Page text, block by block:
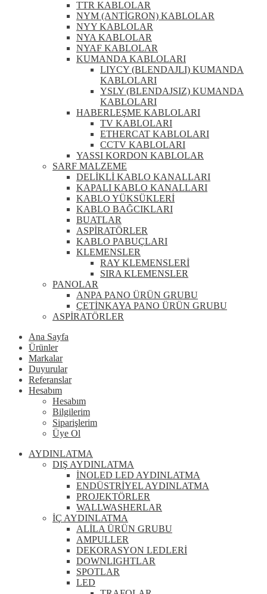
TTR KABLOLAR
NYM (ANTİGRON) KABLOLAR
NYY KABLOLAR
NYA KABLOLAR
NYAF KABLOLAR
KUMANDA KABLOLARI
LIYCY (BLENDAJLI) KUMANDA
KABLOLARI
YSLY (BLENDAJSIZ) KUMANDA
KABLOLARI
HABERLEŞME KABLOLARI
TV KABLOLARI
ETHERCAT KABLOLARI
CCTV KABLOLARI
YASSI KORDON KABLOLAR
SARF MALZEME
DELİKLİ KABLO KANALLARI
KAPALI KABLO KANALLARI
KABLO YÜKSÜKLERİ
KABLO BAĞCIKLARI
BUATLAR
ASPİRATÖRLER
KABLO PABUÇLARI
KLEMENSLER
RAY KLEMENSLERİ
SIRA KLEMENSLER
PANOLAR
ANPA PANO ÜRÜN GRUBU
ÇETİNKAYA PANO ÜRÜN GRUBU
ASPİRATÖRLER
Ana Sayfa
Ürünler
Markalar
Duyurular
Referanslar
Hesabım
Hesabım
Bilgilerim
Siparişlerim
Üye Ol
AYDINLATMA
DIŞ AYDINLATMA
İNOLED LED AYDINLATMA
ENDÜSTRİYEL AYDINLATMA
PROJEKTÖRLER
WALLWASHERLAR
İÇ AYDINLATMA
ALİLA ÜRÜN GRUBU
AMPULLER
DEKORASYON LEDLERİ
DOWNLIGHTLAR
SPOTLAR
LED